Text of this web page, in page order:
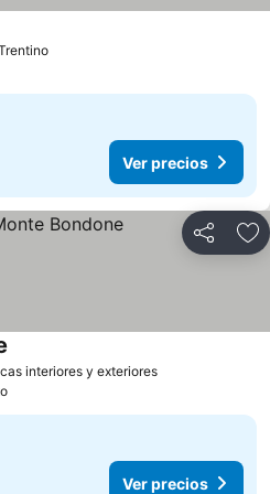
Ver precios
Compartir
interiores y exteriores
Ver precios